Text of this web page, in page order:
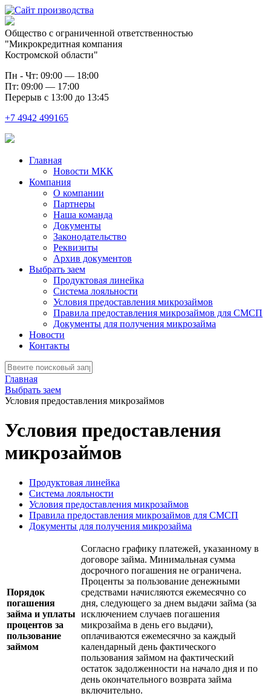
Общество с ограниченной ответственностью
"Микрокредитная компания
Костромской области"
Пн - Чт: 09:00 — 18:00
Пт: 09:00 — 17:00
Перерыв с 13:00 до 13:45
+7 4942 499165
Главная
Новости МКК
Компания
О компании
Партнеры
Наша команда
Документы
Законодательство
Реквизиты
Архив документов
Выбрать заем
Продуктовая линейка
Система лояльности
Условия предоставления микрозаймов
Правила предоставления микрозаймов для СМСП
Документы для получения микрозайма
Новости
Контакты
Главная
Выбрать заем
Условия предоставления микрозаймов
Условия предоставления
микрозаймов
Продуктовая линейка
Система лояльности
Условия предоставления микрозаймов
Правила предоставления микрозаймов для СМСП
Документы для получения микрозайма
Порядок
погашения
займа и уплаты
процентов за
пользование
займом
Согласно графику платежей, указанному в
договоре займа. Минимальная сумма
досрочного погашения не ограничена.
Проценты за пользование денежными
средствами начисляются ежемесячно со
дня, следующего за днем выдачи займа (за
исключением случаев погашения
микрозайма в день его выдачи),
оплачиваются ежемесячно за каждый
календарный день фактического
пользования займом на фактический
остаток задолженности на начало дня и по
день окончательного возврата займа
включительно.